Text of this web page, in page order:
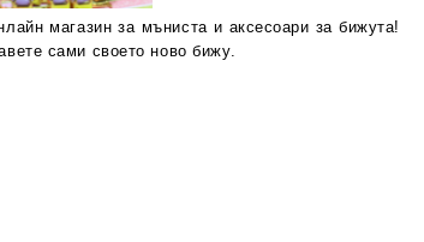
магазин за мъниста и аксесоари за бижута!
сами своето ново бижу.